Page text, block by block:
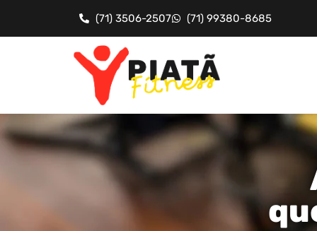
(71) 3506-2507 (71) 99380-8685